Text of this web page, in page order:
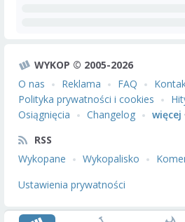
WYKOP © 2005-2026
O nas
Reklama FAQ
Polityka prywatności i cookies
Osiągnięcia
Changelog
więcej
RSS
Wykopane
Wykopalisko
Ustawienia prywatności